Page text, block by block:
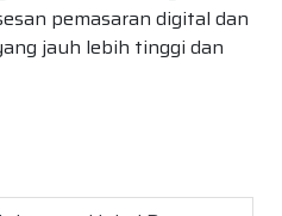
pemasaran digital dan
jauh lebih tinggi dan